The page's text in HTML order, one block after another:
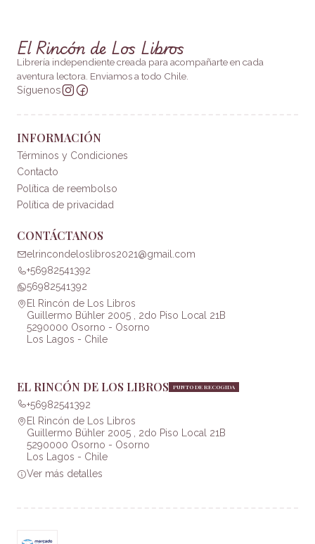
El Rincón de Los Libros
Librería independiente creada para acompañarte en cada
aventura lectora. Enviamos a todo Chile.
Síguenos
INFORMACIÓN
Términos y Condiciones
Contacto
Política de reembolso
Política de privacidad
CONTÁCTANOS
elrincondeloslibros2021@gmail.com
+56982541392
56982541392
El Rincón de Los Libros
Guillermo Bühler 2005 , 2do Piso Local 21B
5290000 Osorno - Osorno
Los Lagos - Chile
EL RINCÓN DE LOS LIBROS PUNTO DE RECOGIDA
+56982541392
El Rincón de Los Libros
Guillermo Bühler 2005 , 2do Piso Local 21B
5290000 Osorno - Osorno
Los Lagos - Chile
Ver más detalles